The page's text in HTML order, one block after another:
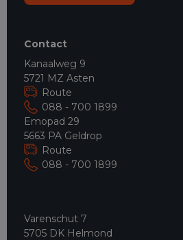
Contact
Kanaalweg 9
5721 MZ Asten
Route
088 - 700 1899
Emopad 29
5663 PA Geldrop
Route
088 - 700 1899
Varenschut 7
5705 DK Helmond